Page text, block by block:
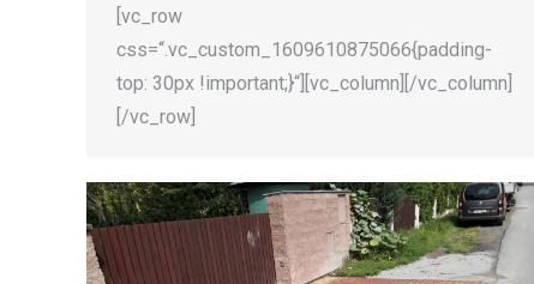
[vc_row
css=“.vc_custom_1609610875066{padding-
top: 30px !important;}“][vc_column][/vc_column]
[/vc_row]